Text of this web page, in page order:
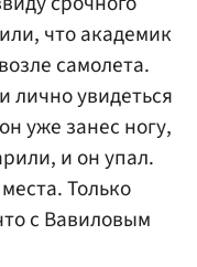
что академик
самолета.
лично увидеться
уже занес ногу,
и он упал.
Только
с Вавиловым